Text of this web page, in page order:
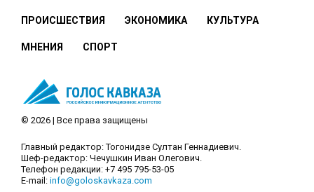
ПРОИСШЕСТВИЯ ЭКОНОМИКА КУЛЬТУРА
МНЕНИЯ СПОРТ
© 2026 | Все права защищены
Главный редактор: Тогонидзе Султан Геннадиевич.
Шеф-редактор: Чечушкин Иван Олегович.
Телефон редакции: +7 495 795-53-05
E-mail: info@goloskavkaza.com